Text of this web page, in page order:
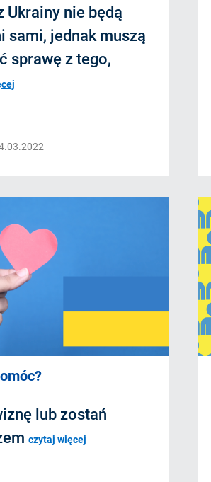
Ukrainy nie będą
sami, jednak muszą
sprawę z tego,
lub zostań
czytaj więcej